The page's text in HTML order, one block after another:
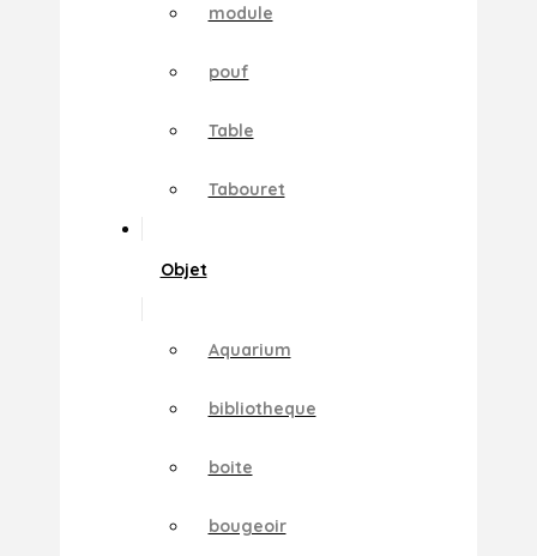
module
pouf
Table
Tabouret
Objet
Aquarium
bibliotheque
boite
bougeoir